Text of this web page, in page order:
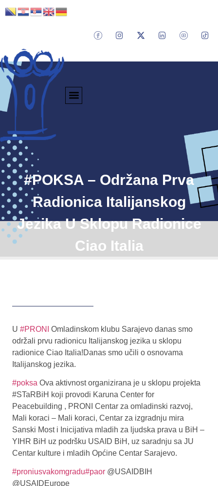
#POKSA – Održana Prva
Radionica Italijanskog
Jezika U Sklopu Radionice
Ciao Italia
U #PRONI
Omladinskom klubu Sarajevo danas smo
održali prvu radionicu Italijanskog jezika u sklopu
radionice Ciao Italia!Danas smo učili o osnovama
Italijanskog jezika.
#poksa Ova aktivnost organizirana je u sklopu projekta
#STaRBiH koji provodi Karuna Center for
Peacebuilding , PRONI Centar za omladinski razvoj,
Mali koraci – Mali koraci, Centar za izgradnju mira
Sanski Most i Inicijativa mladih za ljudska prava u BiH –
YIHR BiH uz podršku USAID BiH, uz saradnju sa JU
Centar kulture i mladih Općine Centar Sarajevo.
#proniusvakomgradu#paor @USAIDBIH
@USAIDEurope